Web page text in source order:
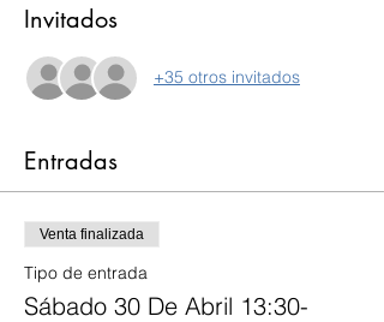
Invitados
+35 otros invitados
Entradas
Venta finalizada
Tipo de entrada
Sábado 30 De Abril 13:30-